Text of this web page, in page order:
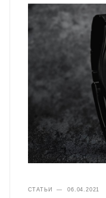
СТАТЬИ — 06.04.2021